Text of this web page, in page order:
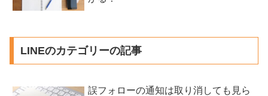
LINEのカテゴリーの記事
誤フォローの通知は取り消しても見ら